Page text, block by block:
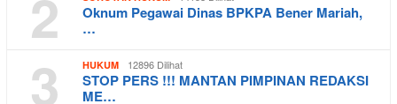
2
Oknum Pegawai Dinas BPKPA Bener Mariah,
…
3 HUKUM 12896 Dilihat
STOP PERS !!! MANTAN PIMPINAN REDAKSI
ME…